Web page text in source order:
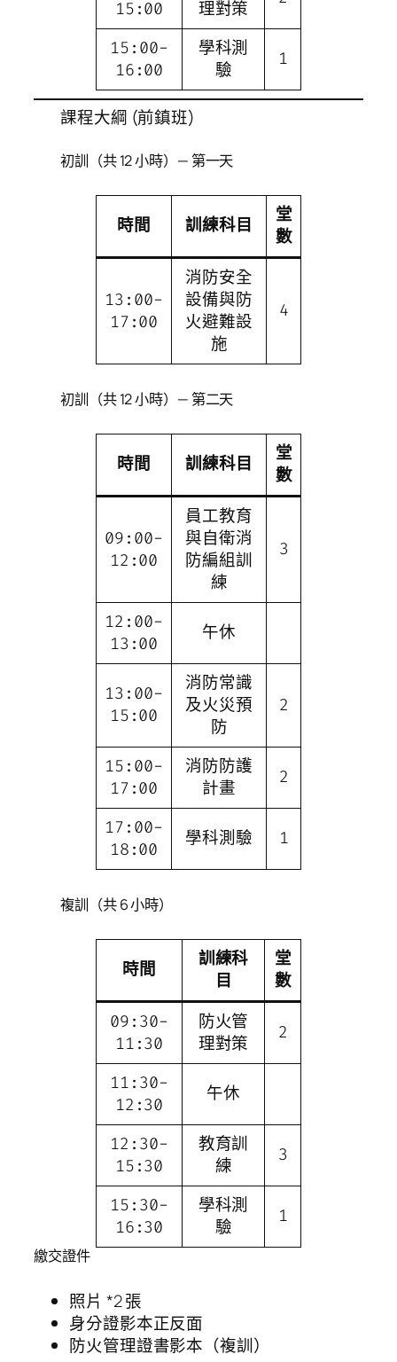
15:00 理對策
15:00-
16:00
學科測
驗
1
課程大綱 (前鎮班)
初訓（共 12 小時）— 第一天
時間 訓練科目
堂
數
13:00-
17:00
消防安全
設備與防
火避難設
施
4
初訓（共 12 小時）— 第二天
時間 訓練科目
堂
數
09:00-
12:00
員工教育
與自衛消
防編組訓
練
3
12:00-
13:00
午休
13:00-
15:00
消防常識
及火災預
防
2
15:00-
17:00
消防防護
計畫
2
17:00-
18:00
學科測驗 1
複訓（共 6 小時）
時間
訓練科
目
堂
數
09:30-
11:30
防火管
理對策
2
11:30-
12:30
午休
12:30-
15:30
教育訓
練
3
15:30-
16:30
學科測
驗
1
繳交證件
照片 *2 張
身分證影本正反面
防火管理證書影本（複訓）